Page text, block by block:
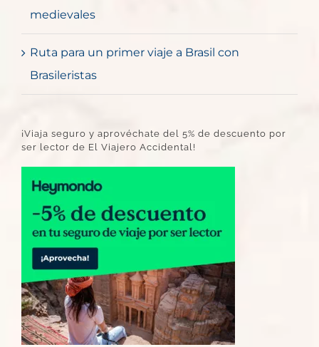
medievales
Ruta para un primer viaje a Brasil con
Brasileristas
¡Viaja seguro y aprovéchate del 5% de descuento por
ser lector de El Viajero Accidental!